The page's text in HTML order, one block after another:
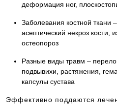
деформация ног,
Заболевания костной ткани
асептический некроз кости,
остеопороз
Разные виды травм –
подвывихи, растяжения,
капсулы сустава
Эффективно поддаются